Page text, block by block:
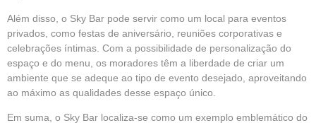
Além disso, o Sky Bar pode servir como um local para eventos
privados, como festas de aniversário, reuniões corporativas e
celebrações íntimas. Com a possibilidade de personalização do
espaço e do menu, os moradores têm a liberdade de criar um
ambiente que se adeque ao tipo de evento desejado, aproveitando
ao máximo as qualidades desse espaço único.
Em suma, o Sky Bar localiza-se como um exemplo emblemático do